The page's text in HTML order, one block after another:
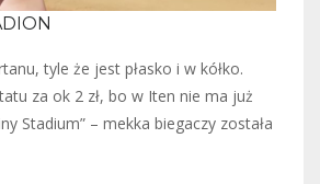
tyle że jest płasko i w kółko.
za ok 2 zł, bo w Iten nie ma już
Stadium” – mekka biegaczy została